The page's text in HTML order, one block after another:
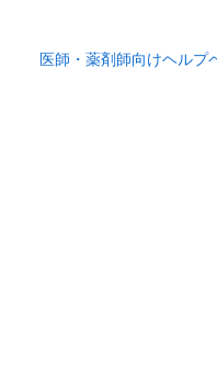
医師・薬剤師向けヘルプ